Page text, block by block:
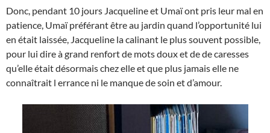
Donc, pendant 10 jours Jacqueline et Umaï ont pris leur mal en
patience, Umaï préférant être au jardin quand l’opportunité lui
en était laissée, Jacqueline la calinant le plus souvent possible,
pour lui dire à grand renfort de mots doux et de de caresses
qu’elle était désormais chez elle et que plus jamais elle ne
connaîtrait l errance ni le manque de soin et d’amour.